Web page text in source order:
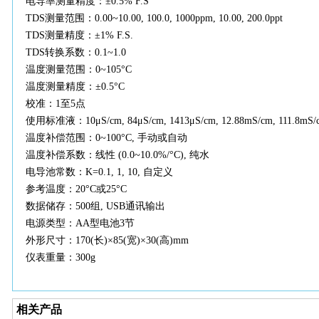
TDS测量范围：0.00~10.00, 100.0, 1000ppm, 10.00, 200.0ppt
TDS测量精度：±1% F.S.
TDS转换系数：0.1~1.0
温度测量范围： 0~105°C
温度测量精度： ±0.5°C
校准： 1至5点
使用标准液： 10μS/cm, 84μS/cm, 1413μS/cm, 12.88mS/cm, 111.8mS/
温度补偿范围： 0~100°C, 手动或自动
温度补偿系数：线性 (0.0~10.0%/°C), 纯水
电导池常数： K=0.1, 1, 10, 自定义
参考温度： 20°C或25°C
数据储存： 500组, USB通讯输出
电源类型： AA型电池3节
外形尺寸： 170(长)×85(宽)×30(高)mm
仪表重量： 300g
相关产品